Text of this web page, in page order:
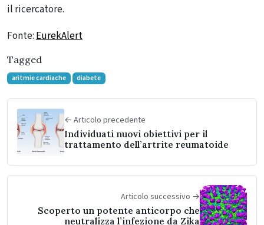
il ricercatore.
Fonte:EurekAlert
Tagged
aritmie cardiache diabete
← Articolo precedente
Individuati nuovi obiettivi per il
trattamento dell’artrite reumatoide
Articolo successivo →
Scoperto un potente anticorpo che
neutralizza l’infezione da Zika